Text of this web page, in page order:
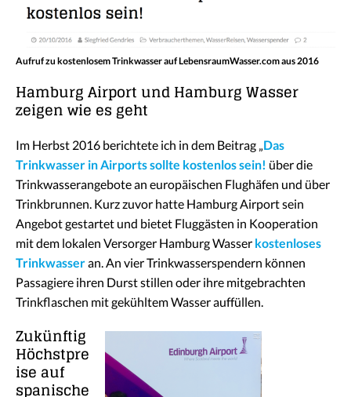
Aufruf zu kostenlosem Trinkwasser auf LebensraumWasser.com aus 2016
Hamburg Airport und Hamburg Wasser
zeigen wie es geht
Im Herbst 2016 berichtete ich in dem Beitrag „Das
Trinkwasser in Airports sollte kostenlos sein! über die
Trinkwasserangebote an europäischen Flughäfen und über
Trinkbrunnen. Kurz zuvor hatte Hamburg Airport sein
Angebot gestartet und bietet Fluggästen in Kooperation
mit dem lokalen Versorger Hamburg Wasser kostenloses
Trinkwasseran. An vier Trinkwasserspendern können
Passagiere ihren Durst stillen oder ihre mitgebrachten
Trinkflaschen mit gekühltem Wasser auffüllen.
Zukünftig
Höchstpre
ise auf
spanische